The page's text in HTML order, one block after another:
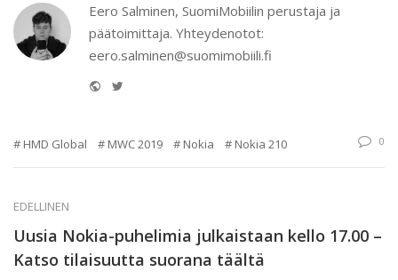
Eero Salminen, SuomiMobiilin perustaja ja
päätoimittaja. Yhteydenotot:
eero.salminen@suomimobiili.fi
Website
HMD Global MWC 2019 Nokia Nokia 210 0
EDELLINEN
Uusia Nokia-puhelimia julkaistaan kello 17.00 –
Katso tilaisuutta suorana täältä